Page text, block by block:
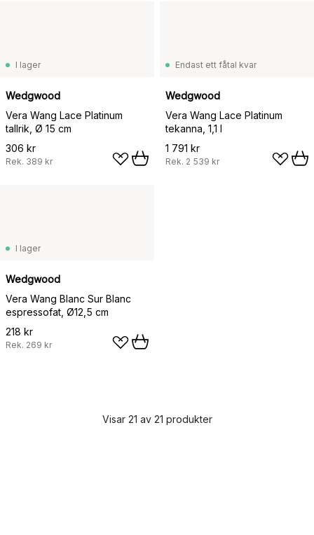
I lager
Wedgwood
Vera Wang Lace Platinum
tallrik, Ø 15 cm
306 kr
Rek. 389 kr
Endast ett fåtal kvar
Wedgwood
Vera Wang Lace Platinum
tekanna, 1,1 l
1 791 kr
Rek. 2 539 kr
I lager
Wedgwood
Vera Wang Blanc Sur Blanc
espressofat, Ø12,5 cm
218 kr
Rek. 269 kr
Visar 21 av 21 produkter